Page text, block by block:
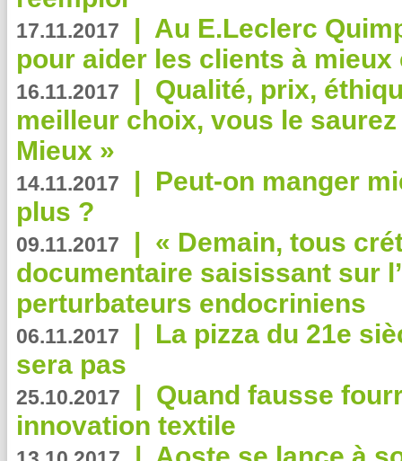
17.11.2017 | Au E.Leclerc
pour aider les clients à
16.11.2017 | Qualité, prix,
meilleur choix, vous le
Mieux »
14.11.2017 | Peut-on manger
plus ?
09.11.2017 | « Demain, tous
documentaire saisissant sur
perturbateurs endocriniens
06.11.2017 | La pizza du 21e
sera pas
25.10.2017 | Quand fausse
innovation textile